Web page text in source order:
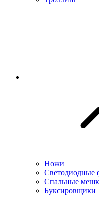
Ножи
Светодиодные
Спальные
Буксировщики